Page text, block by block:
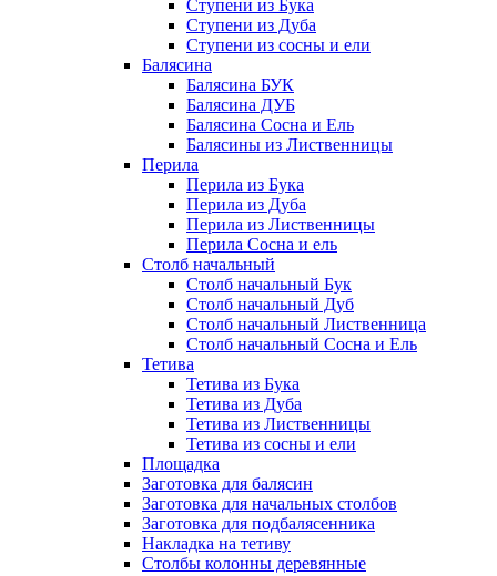
Ступени из Бука
Ступени из Дуба
Ступени из сосны и ели
Балясина
Балясина БУК
Балясина ДУБ
Балясина Сосна и Ель
Балясины из Лиственницы
Перила
Перила из Бука
Перила из Дуба
Перила из Лиственницы
Перила Сосна и ель
Столб начальный
Столб начальный Бук
Столб начальный Дуб
Столб начальный Лиственница
Столб начальный Сосна и Ель
Тетива
Тетива из Бука
Тетива из Дуба
Тетива из Лиственницы
Тетива из сосны и ели
Площадка
Заготовка для балясин
Заготовка для начальных столбов
Заготовка для подбалясенника
Накладка на тетиву
Столбы колонны деревянные